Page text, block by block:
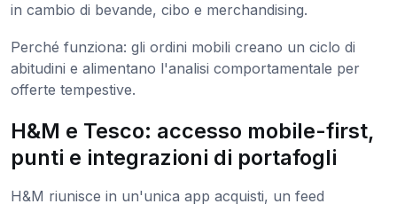
in cambio di bevande, cibo e merchandising.
Perché funziona: gli ordini mobili creano un ciclo di
abitudini e alimentano l'analisi comportamentale per
offerte tempestive.
H&M e Tesco: accesso mobile-first,
punti e integrazioni di portafogli
H&M riunisce in un'unica app acquisti, un feed